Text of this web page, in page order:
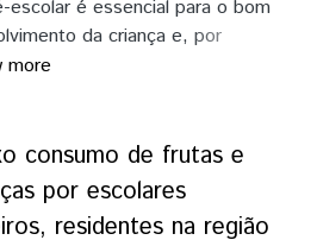
escolar é essencial para o bom
da criança e, por
a formação de hábitos
uma Avaliação Qualitativa da
dos Cardápios (AQPC)
em dois centros de educação
em dois municípios do
more
consumo de frutas e
por escolares
residentes na região